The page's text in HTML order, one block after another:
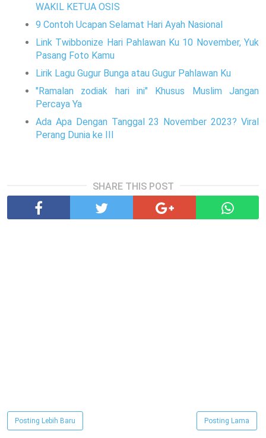
WAKIL KETUA OSIS
9 Contoh Ucapan Selamat Hari Ayah Nasional
Link Twibbonize Hari Pahlawan Ku 10 November, Yuk
Pasang Foto Kamu
Lirik Lagu Gugur Bunga atau Gugur Pahlawan Ku
"Ramalan zodiak hari ini" Khusus Muslim Jangan
Percaya Ya
Ada Apa Dengan Tanggal 23 November 2023? Viral
Perang Dunia ke III
SHARE THIS POST
Posting Lebih Baru Posting Lama